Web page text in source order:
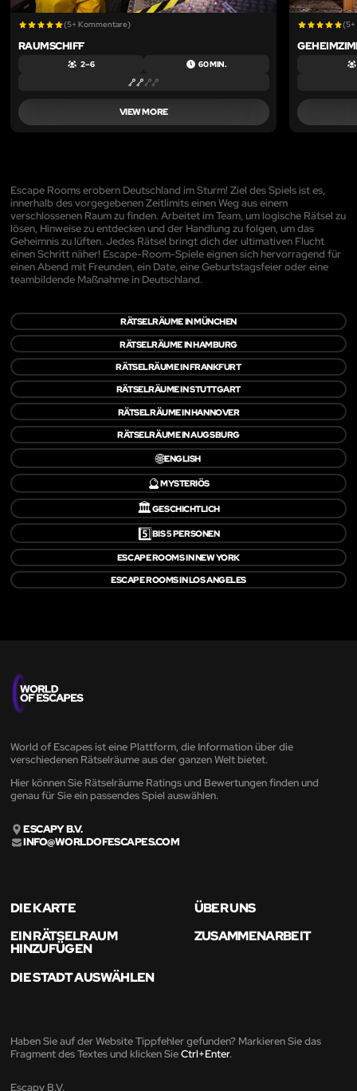
(5+ Kommentare)
RAUMSCHIFF
2 – 6 60 MIN.
VIEW MORE
(5+
Escape Rooms erobern Deutschland im Sturm! Ziel des Spiels ist es,
innerhalb des vorgegebenen Zeitlimits einen Weg aus einem
verschlossenen Raum zu finden. Arbeitet im Team, um logische Rätsel zu
lösen, Hinweise zu entdecken und der Handlung zu folgen, um das
Geheimnis zu lüften. Jedes Rätsel bringt dich der ultimativen Flucht
einen Schritt näher! Escape-Room-Spiele eignen sich hervorragend für
einen Abend mit Freunden, ein Date, eine Geburtstagsfeier oder eine
teambildende Maßnahme in Deutschland.
RÄTSELRÄUME IN MÜNCHEN
RÄTSELRÄUME IN HAMBURG
RÄTSELRÄUME IN FRANKFURT
RÄTSELRÄUME IN STUTTGART
RÄTSELRÄUME IN HANNOVER
RÄTSELRÄUME IN AUGSBURG
🌐ENGLISH
🔮MYSTERIÖS
🏛️GESCHICHTLICH
5️⃣BIS 5 PERSONEN
ESCAPE ROOMS IN NEW YORK
ESCAPE ROOMS IN LOS ANGELES
World of Escapes ist eine Plattform, die Information über die
verschiedenen Rätselräume aus der ganzen Welt bietet.
Hier können Sie Rätselräume Ratings und Bewertungen finden und
genau für Sie ein passendes Spiel auswählen.
ESCAPY B.V.
INFO@WORLDOFESCAPES.COM
DIE KARTE
ÜBER UNS
EIN RÄTSELRAUM
HINZUFÜGEN
ZUSAMMENARBEIT
DIE STADT AUSWÄHLEN
Haben Sie auf der Website Tippfehler gefunden? Markieren Sie das
Fragment des Textes und klicken SieCtrl+Enter.
Escapy B.V.